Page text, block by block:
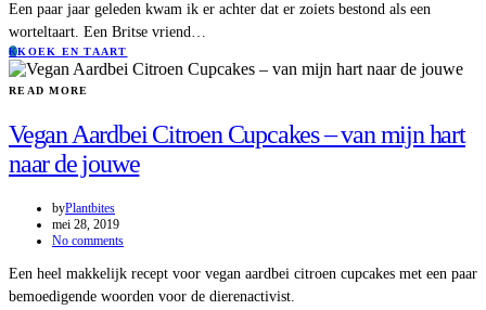
Een paar jaar geleden kwam ik er achter dat er zoiets bestond als een
worteltaart. Een Britse vriend…
KKOEK EN TAART
READ MORE
Vegan Aardbei Citroen Cupcakes – van mijn hart
naar de jouwe
byPlantbites
mei 28, 2019
No comments
Een heel makkelijk recept voor vegan aardbei citroen cupcakes met een paar
bemoedigende woorden voor de dierenactivist.